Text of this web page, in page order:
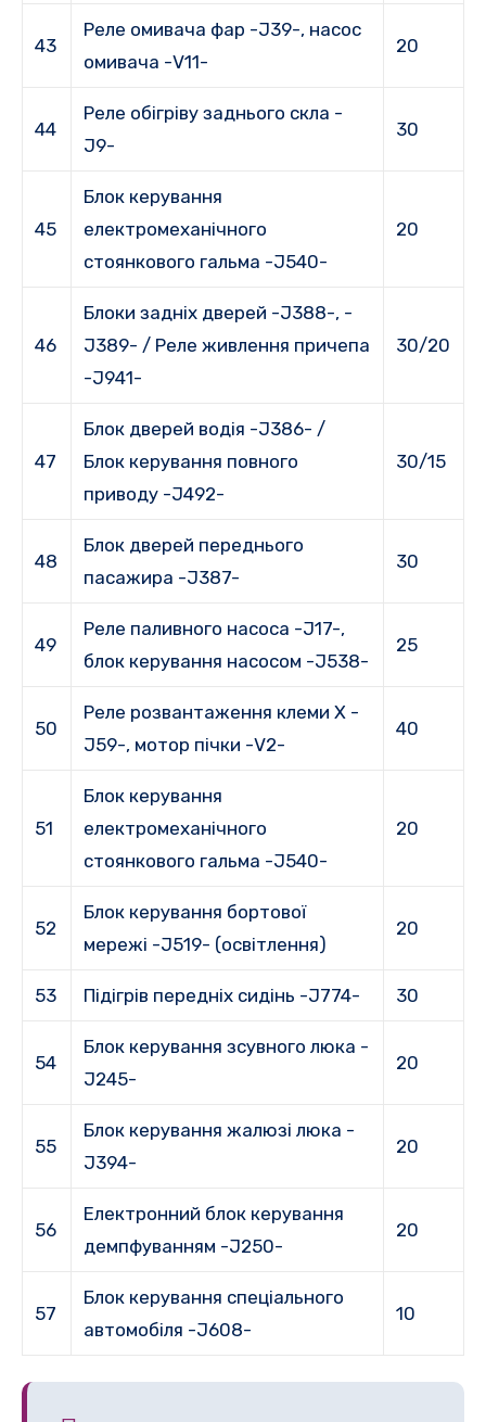
43
Реле омивача фар -J39-, насос
омивача -V11-
20
44
Реле обігріву заднього скла -
J9-
30
45
Блок керування
електромеханічного
стоянкового гальма -J540-
20
46
Блоки задніх дверей -J388-, -
J389- / Реле живлення причепа
-J941-
30/20
47
Блок дверей водія -J386- /
Блок керування повного
приводу -J492-
30/15
48
Блок дверей переднього
пасажира -J387-
30
49
Реле паливного насоса -J17-,
блок керування насосом -J538-
25
50
Реле розвантаження клеми X -
J59-, мотор пічки -V2-
40
51
Блок керування
електромеханічного
стоянкового гальма -J540-
20
52
Блок керування бортової
мережі -J519- (освітлення)
20
53 Підігрів передніх сидінь -J774- 30
54
Блок керування зсувного люка -
J245-
20
55
Блок керування жалюзі люка -
J394-
20
56
Електронний блок керування
демпфуванням -J250-
20
57
Блок керування спеціального
автомобіля -J608-
10